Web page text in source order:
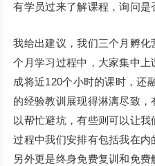
有学员过来了解课程，询问是
我给出建议，我们三个月孵
个月学习过程中，大家集中
成将近120个小时的课时，还
的经验教训展现得淋漓尽致
以帮忙避坑，有些则可以让
过程中我们安排有包括我在内
另外更是终身免费复训和免